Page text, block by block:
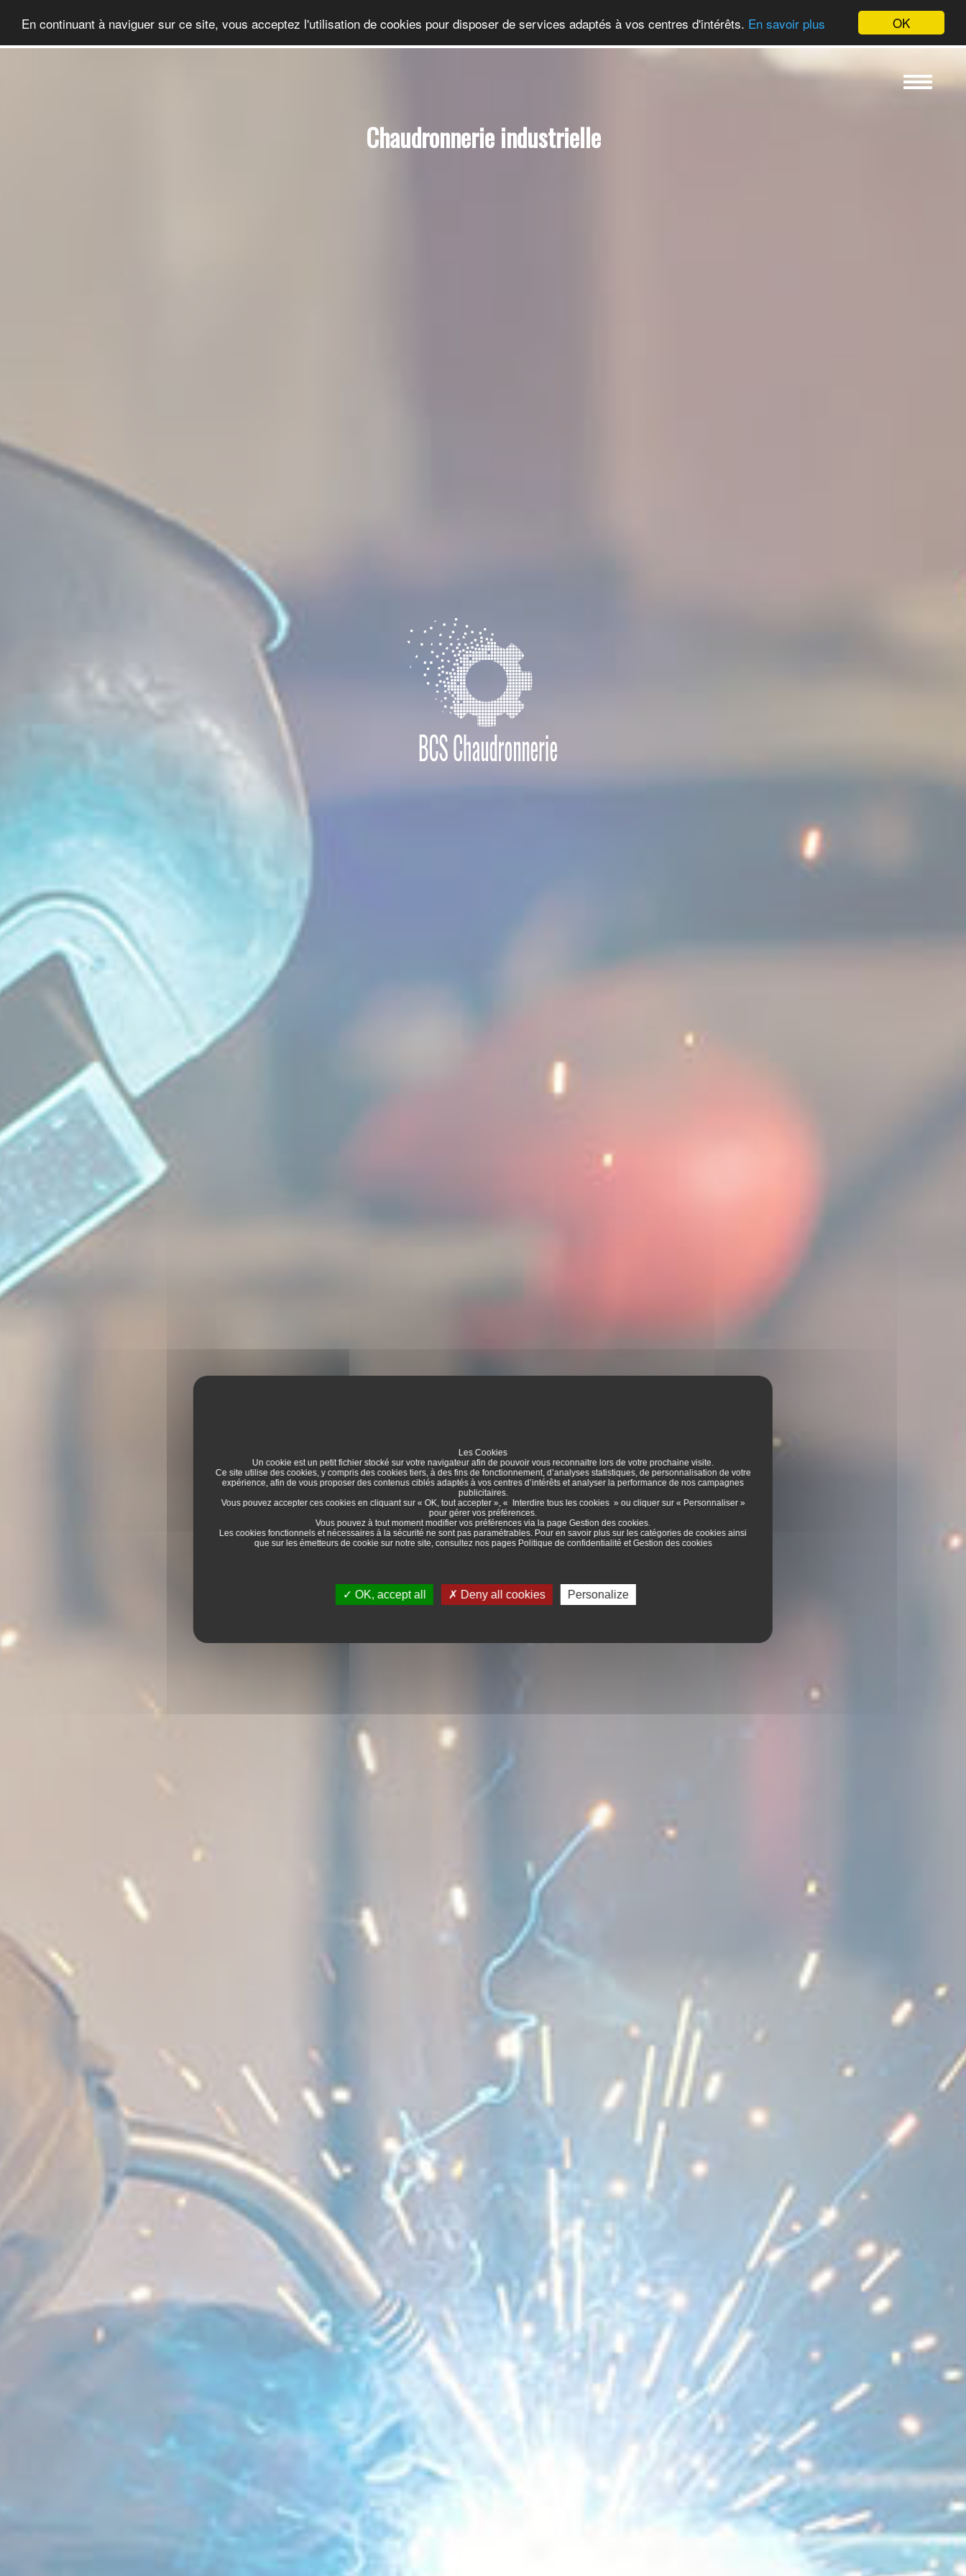
OK
En continuant à naviguer sur ce site, vous acceptez l'utilisation de cookies pour disposer de services adaptés à vos centres d'intérêts. En savoir plus
Toggle
Chaudronnerie industrielle
Les Cookies
Un cookie est un petit fichier stocké sur votre navigateur afin de pouvoir vous reconnaitre lors de votre prochaine visite.
Ce site utilise des cookies, y compris des cookies tiers, à des fins de fonctionnement, d’analyses statistiques, de personnalisation de votre
expérience, afin de vous proposer des contenus ciblés adaptés à vos centres d’intérêts et analyser la performance de nos campagnes
publicitaires.
Vous pouvez accepter ces cookies en cliquant sur « OK, tout accepter », « Interdire tous les cookies » ou cliquer sur « Personnaliser »
pour gérer vos préférences.
Vous pouvez à tout moment modifier vos préférences via la page Gestion des cookies.
Les cookies fonctionnels et nécessaires à la sécurité ne sont pas paramétrables. Pour en savoir plus sur les catégories de cookies ainsi
que sur les émetteurs de cookie sur notre site, consultez nos pages Politique de confidentialité et Gestion des cookies
OK, accept all Deny all cookies Personalize